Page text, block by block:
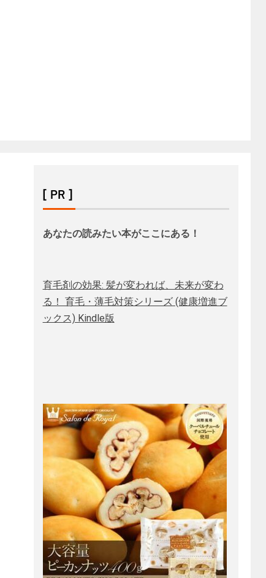
[ PR ]
あなたの読みたい本がここにある！
育毛剤の効果: 髪が変われば、未来が変わ
る！ 育毛・薄毛対策シリーズ (健康増進ブ
ックス) Kindle版